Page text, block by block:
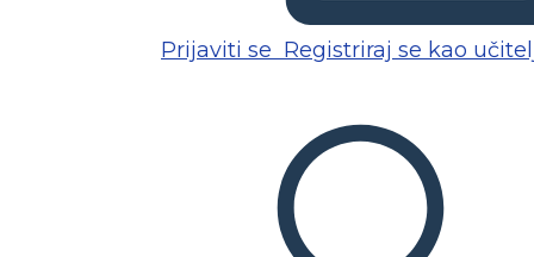
Prijaviti se Registriraj se kao